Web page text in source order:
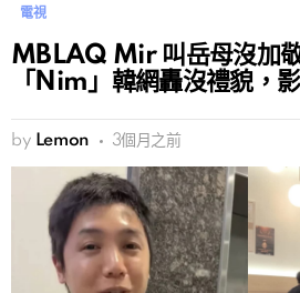
電視
MBLAQ Mir 叫岳母沒加
「Nim」韓網轟沒禮貌，
by Lemon 3個月之前